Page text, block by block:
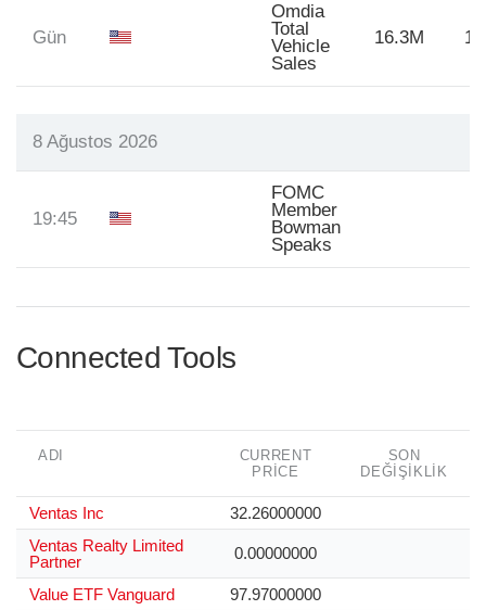
Gün
Omdia
Total
Vehicle
Sales
16.3M
8 Ağustos 2026
19:45
FOMC
Member
Bowman
Speaks
Connected Tools
ADI
CURRENT
PRICE
SON
DEĞIŞIKLIK
Ventas Inc
32.26000000
Ventas Realty Limited
Partner
0.00000000
Value ETF Vanguard
97.97000000